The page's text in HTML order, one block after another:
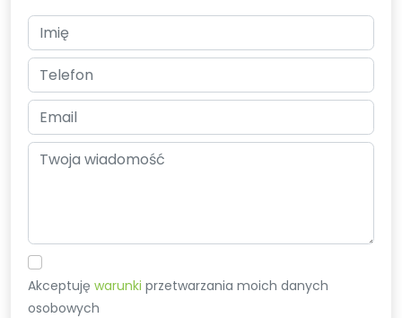
Akceptujęwarunki przetwarzania moich danych
osobowych